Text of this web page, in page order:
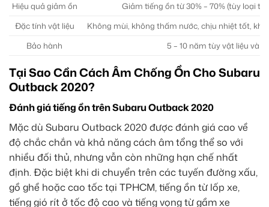
Hiệu quả giảm ồn
Giảm tiếng ồn từ 30% – 70% (tùy loại
Đặc tính vật liệu
Không mùi, không thấm nước, chịu nhiệt tốt,
Bảo hành
5 – 10 năm tùy vật liệu và
Tại Sao Cần Cách Âm Chống Ồn Cho Subaru
Outback 2020?
Đánh giá tiếng ồn trên Subaru Outback 2020
Mặc dù Subaru Outback 2020 được đánh giá cao về
độ chắc chắn và khả năng cách âm tổng thể so với
nhiều đối thủ, nhưng vẫn còn những hạn chế nhất
định. Đặc biệt khi di chuyển trên các tuyến đường xấu,
gồ ghề hoặc cao tốc tại TPHCM, tiếng ồn từ lốp xe,
tiếng gió rít ở tốc độ cao và tiếng vọng từ gầm xe